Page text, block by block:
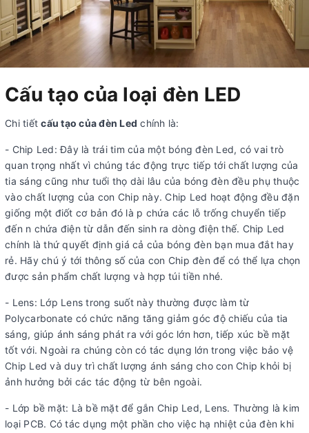
Cấu tạo của loại đèn LED
Chi tiếtcấu tạo của đèn Led chính là:
- Chip Led: Đây là trái tim của một bóng đèn Led, có vai trò
quan trọng nhất vì chúng tác động trực tiếp tới chất lượng của
tia sáng cũng như tuổi thọ dài lâu của bóng đèn đều phụ thuộc
vào chất lượng của con Chip này. Chip Led hoạt động đều đặn
giống một điốt cơ bản đó là p chứa các lỗ trống chuyển tiếp
đến n chứa điện từ dẫn đến sinh ra dòng điện thế. Chip Led
chính là thứ quyết định giá cả của bóng đèn bạn mua đắt hay
rẻ. Hãy chú ý tới thông số của con Chip đèn để có thể lựa chọn
được sản phẩm chất lượng và hợp túi tiền nhé.
- Lens: Lớp Lens trong suốt này thường được làm từ
Polycarbonate có chức năng tăng giảm góc độ chiếu của tia
sáng, giúp ánh sáng phát ra với góc lớn hơn, tiếp xúc bề mặt
tốt với. Ngoài ra chúng còn có tác dụng lớn trong việc bảo vệ
Chip Led và duy trì chất lượng ánh sáng cho con Chip khỏi bị
ảnh hưởng bởi các tác động từ bên ngoài.
- Lớp bề mặt: Là bề mặt để gắn Chip Led, Lens. Thường là kim
loại PCB. Có tác dụng một phần cho việc hạ nhiệt của đèn khi